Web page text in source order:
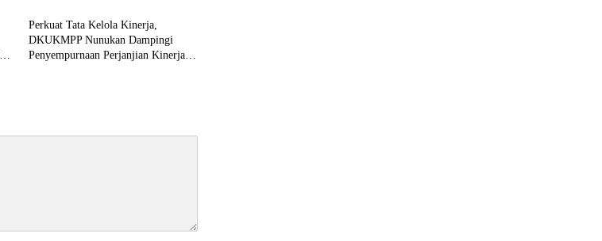
Perkuat Tata Kelola Kinerja,
DKUKMPP Nunukan Dampingi
Penyempurnaan Perjanjian Kinerja